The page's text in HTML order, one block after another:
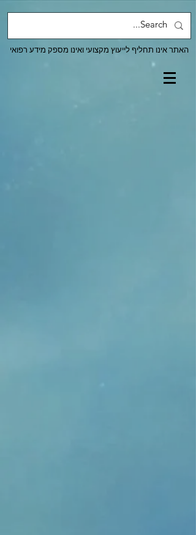
האתר אינו תחליף לייעוץ מקצועי ואינו מספק מידע רפואי